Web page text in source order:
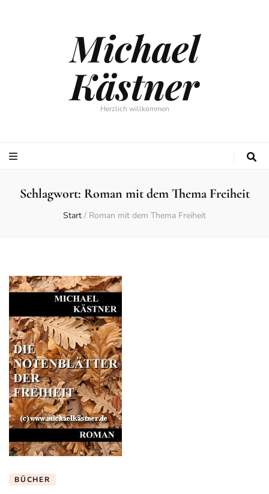
Michael
Kästner
Herzlich willkommen
Schlagwort: Roman mit dem Thema Freiheit
Start / Roman mit dem Thema Freiheit
BÜCHER